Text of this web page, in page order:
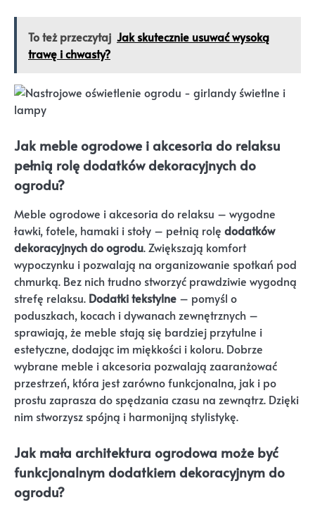
To też przeczytaj Jak skutecznie usuwać wysoką
trawę i chwasty?
Jak meble ogrodowe i akcesoria do relaksu
pełnią rolę dodatków dekoracyjnych do
ogrodu?
Meble ogrodowe i akcesoria do relaksu – wygodne
ławki, fotele, hamaki i stoły – pełnią rolę dodatków
dekoracyjnych do ogrodu. Zwiększają komfort
wypoczynku i pozwalają na organizowanie spotkań pod
chmurką. Bez nich trudno stworzyć prawdziwie wygodną
strefę relaksu. Dodatki tekstylne – pomyśl o
poduszkach, kocach i dywanach zewnętrznych –
sprawiają, że meble stają się bardziej przytulne i
estetyczne, dodając im miękkości i koloru. Dobrze
wybrane meble i akcesoria pozwalają zaaranżować
przestrzeń, która jest zarówno funkcjonalna, jak i po
prostu zaprasza do spędzania czasu na zewnątrz. Dzięki
nim stworzysz spójną i harmonijną stylistykę.
Jak mała architektura ogrodowa może być
funkcjonalnym dodatkiem dekoracyjnym do
ogrodu?